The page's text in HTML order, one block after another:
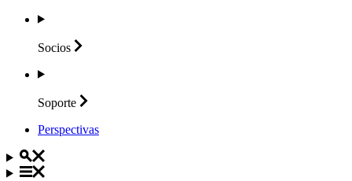
Socios
Soporte
Perspectivas